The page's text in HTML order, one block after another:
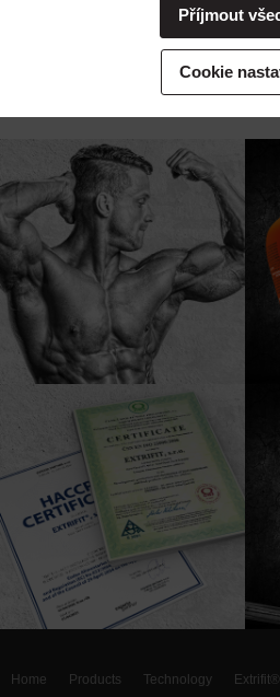
I
Home Products Technology
potřebovali ohledně výkonu vašich práv v
kontaktovat, obraťte se prosím na e-
Podrobné informace k souborům cookies a
zpracováváme vaše osobní údaje můžete
Cookie
Příjmout